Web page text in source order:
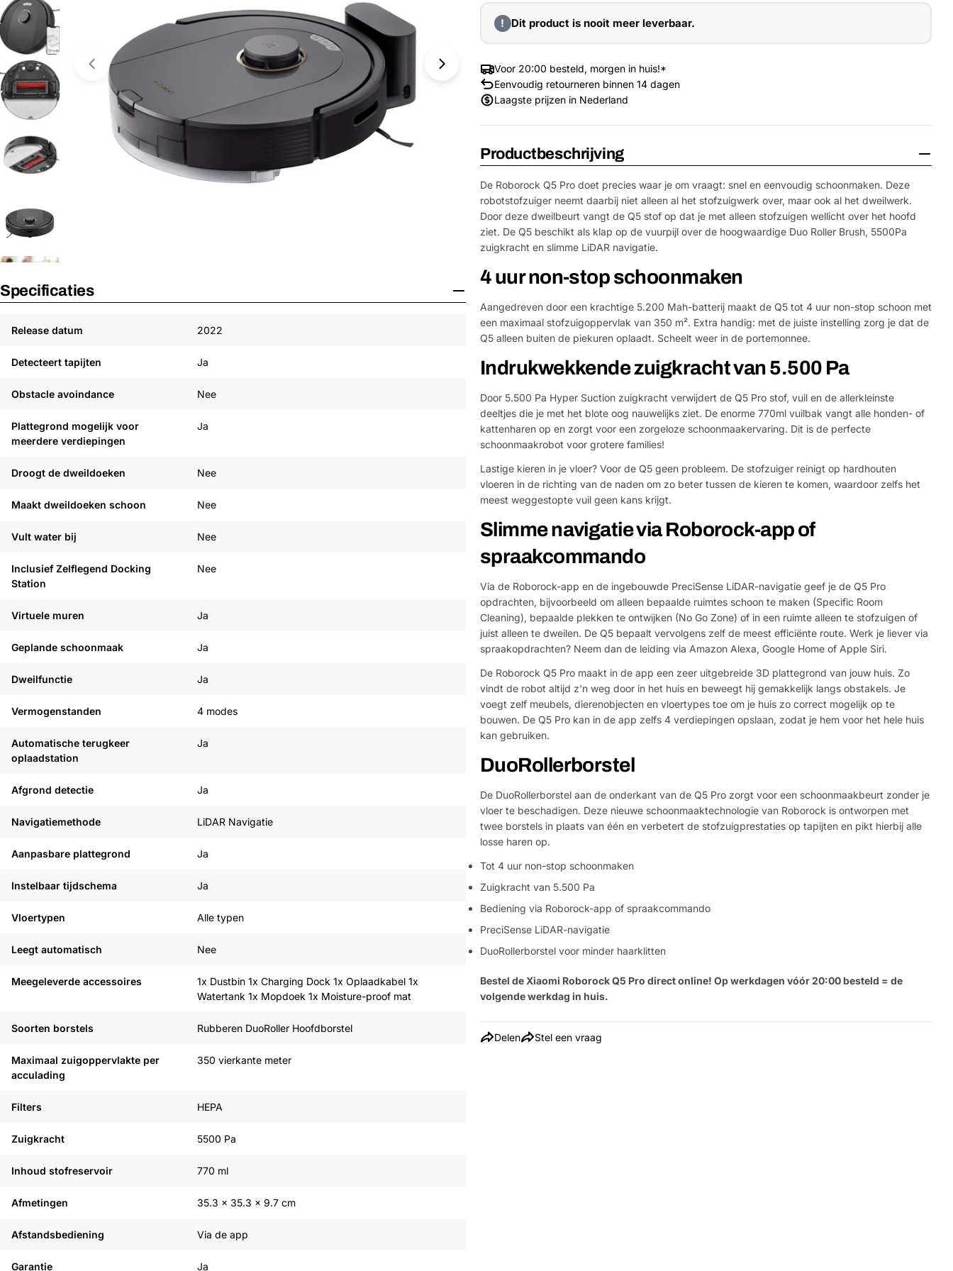
Media 1 openen in venster
Nooit meer leverbaar
Specificaties
Release datum 2022
Detecteert tapijten Ja
Obstacle avoindance Nee
Plattegrond mogelijk voor
meerdere verdiepingen
Ja
Droogt de dweildoeken Nee
Maakt dweildoeken schoon Nee
Vult water bij Nee
Inclusief Zelflegend Docking
Station
Nee
Virtuele muren Ja
Geplande schoonmaak Ja
Dweilfunctie Ja
Vermogenstanden 4 modes
Automatische terugkeer
oplaadstation
Ja
Afgrond detectie Ja
Navigatiemethode LiDAR Navigatie
Aanpasbare plattegrond Ja
Instelbaar tijdschema Ja
Vloertypen Alle typen
Leegt automatisch Nee
Meegeleverde accessoires
1x Dustbin 1x Charging Dock 1x Oplaadkabel 1x
Watertank 1x Mopdoek 1x Moisture-proof mat
Soorten borstels Rubberen DuoRoller Hoofdborstel
Maximaal zuigoppervlakte per
acculading
350 vierkante meter
Filters HEPA
Zuigkracht 5500 Pa
Inhoud stofreservoir 770 ml
Afmetingen 35.3 x 35.3 x 9.7 cm
Afstandsbediening Via de app
Garantie Ja
! Dit product is nooit meer leverbaar.
Voor 20:00 besteld, morgen in huis!*
Eenvoudig retourneren binnen 14 dagen
Laagste prijzen in Nederland
Productbeschrijving
De Roborock Q5 Pro doet precies waar je om vraagt: snel en eenvoudig schoonmaken. Deze
robotstofzuiger neemt daarbij niet alleen al het stofzuigwerk over, maar ook al het dweilwerk.
Door deze dweilbeurt vangt de Q5 stof op dat je met alleen stofzuigen wellicht over het hoofd
ziet. De Q5 beschikt als klap op de vuurpijl over de hoogwaardige Duo Roller Brush, 5500Pa
zuigkracht en slimme LiDAR navigatie.
4 uur non-stop schoonmaken
Aangedreven door een krachtige 5.200 Mah-batterij maakt de Q5 tot 4 uur non-stop schoon met
een maximaal stofzuigoppervlak van 350 m². Extra handig: met de juiste instelling zorg je dat de
Q5 alleen buiten de piekuren oplaadt. Scheelt weer in de portemonnee.
Indrukwekkende zuigkracht van 5.500 Pa
Door 5.500 Pa Hyper Suction zuigkracht verwijdert de Q5 Pro stof, vuil en de allerkleinste
deeltjes die je met het blote oog nauwelijks ziet. De enorme 770ml vuilbak vangt alle honden- of
kattenharen op en zorgt voor een zorgeloze schoonmaakervaring. Dit is de perfecte
schoonmaakrobot voor grotere families!
Lastige kieren in je vloer? Voor de Q5 geen probleem. De stofzuiger reinigt op hardhouten
vloeren in de richting van de naden om zo beter tussen de kieren te komen, waardoor zelfs het
meest weggestopte vuil geen kans krijgt.
Slimme navigatie via Roborock-app of
spraakcommando
Via de Roborock-app en de ingebouwde PreciSense LiDAR-navigatie geef je de Q5 Pro
opdrachten, bijvoorbeeld om alleen bepaalde ruimtes schoon te maken (Specific Room
Cleaning), bepaalde plekken te ontwijken (No Go Zone) of in een ruimte alleen te stofzuigen of
juist alleen te dweilen. De Q5 bepaalt vervolgens zelf de meest efficiënte route. Werk je liever via
spraakopdrachten? Neem dan de leiding via Amazon Alexa, Google Home of Apple Siri.
De Roborock Q5 Pro maakt in de app een zeer uitgebreide 3D plattegrond van jouw huis. Zo
vindt de robot altijd z'n weg door in het huis en beweegt hij gemakkelijk langs obstakels. Je
voegt zelf meubels, dierenobjecten en vloertypes toe om je huis zo correct mogelijk op te
bouwen. De Q5 Pro kan in de app zelfs 4 verdiepingen opslaan, zodat je hem voor het hele huis
kan gebruiken.
DuoRollerborstel
De DuoRollerborstel aan de onderkant van de Q5 Pro zorgt voor een schoonmaakbeurt zonder je
vloer te beschadigen. Deze nieuwe schoonmaaktechnologie van Roborock is ontworpen met
twee borstels in plaats van één en verbetert de stofzuigprestaties op tapijten en pikt hierbij alle
losse haren op.
Tot 4 uur non-stop schoonmaken
Zuigkracht van 5.500 Pa
Bediening via Roborock-app of spraakcommando
PreciSense LiDAR-navigatie
DuoRollerborstel voor minder haarklitten
Bestel de Xiaomi Roborock Q5 Pro direct online! Op werkdagen vóór 20:00 besteld = de
volgende werkdag in huis.
Delen Stel een vraag